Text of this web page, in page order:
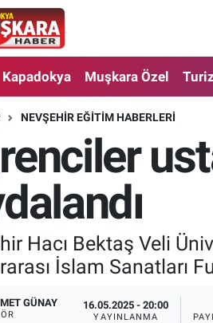
Kapadokya Muşkara Özel
NEVŞEHIR EĞITIM HABERLERI
Hacı Bektaş Veli
İslam Sanatları
GÜNAY 16.05.2025 - 20:00
YAYINLANMA
Haritası
ve Fikstür